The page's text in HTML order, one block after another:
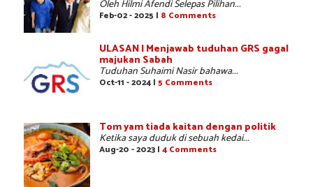
Oleh Hilmi Afendi Selepas Pilihan...
Feb-02 - 2025 | 8 Comments
ULASAN | Menjawab tuduhan GRS gagal
majukan Sabah
Tuduhan Suhaimi Nasir bahawa...
Oct-11 - 2024 | 5 Comments
Tom yam tiada kaitan dengan politik
Ketika saya duduk di sebuah kedai...
Aug-20 - 2023 | 4 Comments